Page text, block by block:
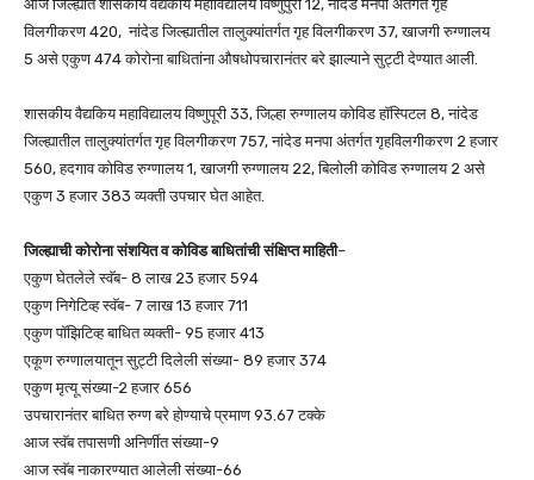
आज जिल्ह्यात शासकीय वैद्यकीय महाविद्यालय विष्णुपुरी 12, नांदेड मनपा अंतर्गत गृह
विलगीकरण 420, नांदेड जिल्ह्यातील तालुक्यांतर्गत गृह विलगीकरण 37, खाजगी रुग्णालय
5 असे एकुण 474 कोरोना बाधितांना औषधोपचारानंतर बरे झाल्याने सुट्टी देण्यात आली.
शासकीय वैद्यकिय महाविद्यालय विष्णुपूरी 33, जिल्हा रुग्णालय कोविड हॉस्पिटल 8, नांदेड
जिल्ह्यातील तालुक्यांतर्गत गृह विलगीकरण 757, नांदेड मनपा अंतर्गत गृहविलगीकरण 2 हजार
560, हदगाव कोविड रुग्णालय 1, खाजगी रुग्णालय 22, बिलोली कोविड रुग्णालय 2 असे
एकुण 3 हजार 383 व्यक्ती उपचार घेत आहेत.
जिल्ह्याची कोरोना संशयित व कोविड बाधितांची संक्षिप्त माहिती–
एकुण घेतलेले स्वॅब- 8 लाख 23 हजार 594
एकुण निगेटिव्ह स्वॅब- 7 लाख 13 हजार 711
एकुण पॉझिटिव्ह बाधित व्यक्ती- 95 हजार 413
एकूण रुग्णालयातून सुट्टी दिलेली संख्या- 89 हजार 374
एकुण मृत्यू संख्या-2 हजार 656
उपचारानंतर बाधित रुग्ण बरे होण्याचे प्रमाण 93.67 टक्के
आज स्वॅब तपासणी अनिर्णीत संख्या-9
आज स्वॅब नाकारण्यात आलेली संख्या-66